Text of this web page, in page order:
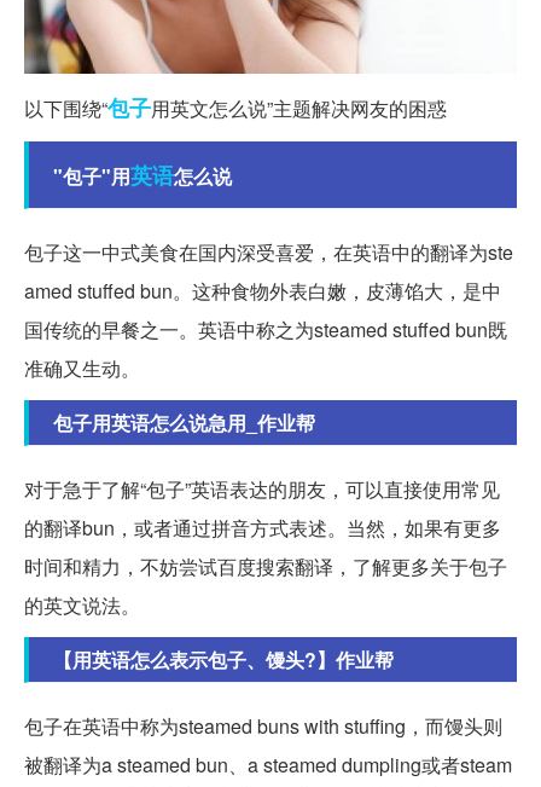
以下围绕“包子用英文怎么说”主题解决网友的困惑
"包子"用英语怎么说
包子这一中式美食在国内深受喜爱，在英语中的翻译为ste
amed stuffed bun。这种食物外表白嫩，皮薄馅大，是中
国传统的早餐之一。英语中称之为steamed stuffed bun既
准确又生动。
包子用英语怎么说急用_作业帮
对于急于了解“包子”英语表达的朋友，可以直接使用常见
的翻译bun，或者通过拼音方式表述。当然，如果有更多
时间和精力，不妨尝试百度搜索翻译，了解更多关于包子
的英文说法。
【用英语怎么表示包子、馒头?】作业帮
包子在英语中称为steamed buns with stuffing，而馒头则
被翻译为a steamed bun、a steamed dumpling或者steam